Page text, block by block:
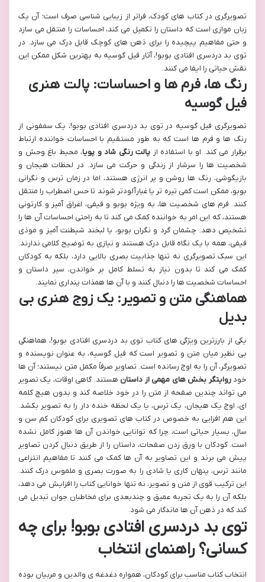
تصویرگری در کتاب های کودک، فراتر از زیبایی شناسی صرف است؛ آن یک
زبان موازی است که داستان را تکمیل می کند، احساسات را منتقل می سازد
و حتی مفاهیم پیچیده را برای ذهن های کوچک قابل درک می سازد. در
توی بد دردسری افتادی بوبو!، آثار فیل گوسیه به بهترین شکل ممکن این
نقش حیاتی را ایفا می کنند.
رنگ ها، فرم ها و احساسات: پالت هنری
فیل گوسیه
تصویرگری فیل گوسیه در توی بد دردسری افتادی بوبو!، یک سمفونی از
رنگ ها و فرم ها است که به طور مستقیم با احساسات خواننده ارتباط
برقرار می کند. او با استفاده از پالت رنگی شاد و پویا، محیط باغ وحش و
شخصیت ها را سرشار از زندگی و حرکت می سازد. در لحظات هیجان و
بازیگوشی، رنگ ها روشن و پر انرژی هستند، اما در زمان ترس و نگرانی
بوبو، ممکن است کمی تیره تر یا غبارآلودتر شوند تا حس اضطراب را منتقل
کنند. فرم های شخصیت ها، به ویژه بوبو و فیفی، اغراق آمیز و کارتونی
هستند، که این امر به خواننده کمک می کند تا به راحتی احساسات آن ها را
تشخیص دهد. چشمان گرد و نگران بوبو، یا لبخند شیطنت آمیز و موذی
فیفی، همه با یک نگاه قابل درک هستند و نیازی به توضیح کلامی ندارند.
این سبک تصویرگری نه تنها جذابیت بصری بالایی دارد، بلکه به کودکان
کمک می کند تا بدون نیاز به تسلط کامل بر خواندن، سیر داستان و
احساسات شخصیت ها را دنبال کنند و با آن ها همذات پنداری نمایند.
هماهنگی متن و تصویر: یک زوج هنری بی
بدیل
یکی از بارزترین ویژگی های کتاب توی بد دردسری افتادی بوبو!، هماهنگی
بی نظیر میان متن و تصویر است که فیل گوسیه، به عنوان نویسنده و
تصویرگر، آن را به اوج رسانده است. تصاویر صرفاً مکمل متن نیستند؛ آن ها
خودروایتگر بخش های مهمی از داستان هستند. گاهی اوقات، یک تصویر
می تواند چندین صفحه از متن را در خود خلاصه کند و بدون هیچ کلمه
ای، اوج یک هیجان، یک ترس، یا یک لحظه خنده دار را به تصویر بکشد.
این هم افزایی به خصوص در کتاب های تصویری برای کودکان کم سن و
سال، بسیار حیاتی است، چرا که توانایی خواندن آن ها هنوز کامل نشده
است. کودکان با ورق زدن صفحات، داستان را از طریق دنبال کردن تصاویر
پیش می برند و این تصاویر به آن ها کمک می کنند تا مفاهیم انتزاعی
مانند ترس، پنهان کاری یا شادی را به صورت بصری و ملموس درک کنند.
این ترکیب قوی از متن و تصویر، نه تنها خوانایی کتاب را افزایش می دهد،
بلکه آن را به یک تجربه عمیق و چندبعدی برای مخاطبان جوان تبدیل می
کند که در ذهن آن ها ماندگار می شود.
توی بد دردسری افتادی بوبو! برای چه
کسانی؟ راهنمای انتخاب
انتخاب کتاب مناسب برای کودکان، همواره دغدغه ی والدین و مربیان بوده